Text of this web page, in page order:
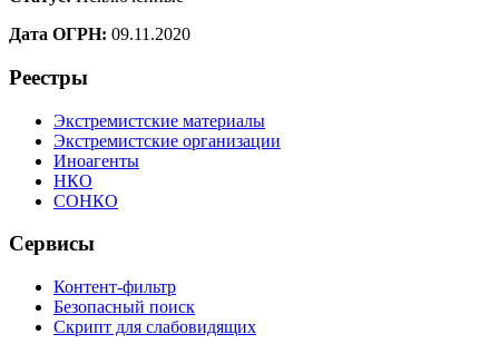
Дата ОГРН: 09.11.2020
Реестры
Экстремистские материалы
Экстремистские организации
Иноагенты
НКО
СОНКО
Сервисы
Контент-фильтр
Безопасный поиск
Скрипт для слабовидящих